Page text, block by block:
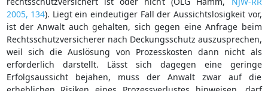
2005, 134). Liegt ein eindeutiger Fall der Aussichtslosigkeit vor,
ist der Anwalt auch gehalten, sich gegen eine Anfrage beim
Rechtsschutzversicherer nach Deckungsschutz auszusprechen,
weil sich die Auslösung von Prozesskosten dann nicht als
erforderlich darstellt. Lässt sich dagegen eine geringe
Erfolgsaussicht bejahen, muss der Anwalt zwar auf die